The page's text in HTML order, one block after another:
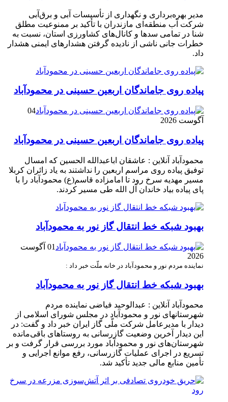
مدیر بهره‌برداری و نگهداری از تأسیسات آبی و برق‌آبی
شرکت آب منطقه‌ای مازندران با تأکید بر ممنوعیت مطلق
شنا در تمامی سدها و کانال‌های کشاورزی استان، نسبت به
خطرات جانی ناشی از نادیده گرفتن هشدارهای ایمنی هشدار
داد.
پیاده روی جاماندگان اربعین حسینی در محمودآباد
04
آگوست 2026
پیاده روی جاماندگان اربعین حسینی در محمودآباد
محمودآباد آنلاین : عاشقان اباعبدالله الحسین که امسال
توفیق پیاده روی مراسم اربعین را نداشتند به یاد زائران کربلا
مسیر مهدیه سرخ رود تا امامزاده قاسم(ع) محمودآباد را با
پای پیاده بیاد خاندان آل الله طی مسیر کردند.
بهبود شبکه خط انتقال گاز نور به محمودآباد
01 آگوست
2026
نماینده مردم نور و محمودآباد در خانه ملّت خبر داد :
بهبود شبکه خط انتقال گاز نور به محمودآباد
محمودآباد آنلاین : عبدالوحید فیاضی نماینده مردم
شهرستانهای نور و محمودآباد در مجلس شورای اسلامی از
دیدار با مدیرعامل شرکت ملّی گاز ایران خبر داد و گفت: در
این دیدار آخرین وضعیت گازرسانی به روستاهای باقی‌مانده
شهرستان‌های نور و محمودآباد مورد بررسی قرار گرفت و بر
تسریع در اجرای عملیات گازرسانی، رفع موانع اجرایی و
تأمین منابع مالی جدید تأکید شد.